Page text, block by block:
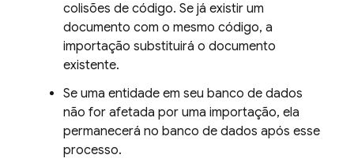
colisões de código. Se já existir um
documento com o mesmo código, a
importação substituirá o documento
existente.
Se uma entidade em seu banco de dados
não for afetada por uma importação, ela
permanecerá no banco de dados após esse
processo.